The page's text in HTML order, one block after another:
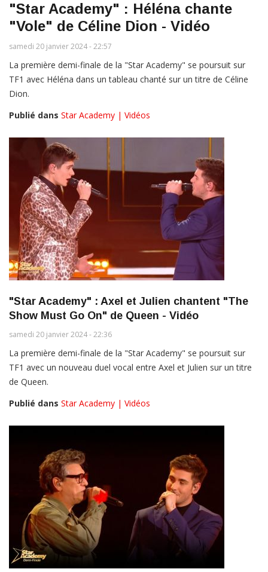
"Star Academy" : Héléna chante
"Vole" de Céline Dion - Vidéo
samedi 20 janvier 2024 - 22:57
La première demi-finale de la "Star Academy" se poursuit sur
TF1 avec Héléna dans un tableau chanté sur un titre de Céline
Dion.
Publié dans Star Academy | Vidéos
"Star Academy" : Axel et Julien chantent "The
Show Must Go On" de Queen - Vidéo
samedi 20 janvier 2024 - 22:36
La première demi-finale de la "Star Academy" se poursuit sur
TF1 avec un nouveau duel vocal entre Axel et Julien sur un titre
de Queen.
Publié dans Star Academy | Vidéos